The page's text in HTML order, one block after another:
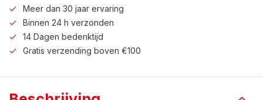
Meer dan 30 jaar ervaring
Binnen 24 h verzonden
14 Dagen bedenktijd
Gratis verzending boven €100